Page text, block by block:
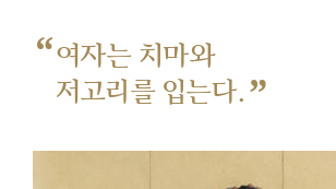
“여자는 치마와
저고리를 입는다. ”